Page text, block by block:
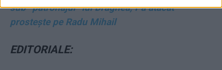
sub ”patronajul” lui Dragnea, l-a atacat
prostește pe Radu Mihail
EDITORIALE: